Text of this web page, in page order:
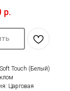
р.
Touch (Белый)
Царговая